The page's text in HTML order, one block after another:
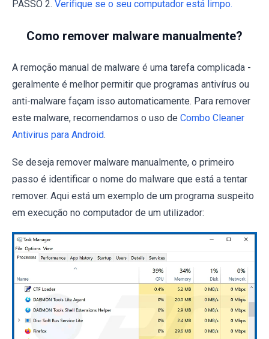
PASSO 2. Verifique se o seu computador está limpo.
Como remover malware manualmente?
A remoção manual de malware é uma tarefa complicada -
geralmente é melhor permitir que programas antivírus ou
anti-malware façam isso automaticamente. Para remover
este malware, recomendamos o uso de Combo Cleaner
Antivirus para Android.
Se deseja remover malware manualmente, o primeiro
passo é identificar o nome do malware que está a tentar
remover. Aqui está um exemplo de um programa suspeito
em execução no computador de um utilizador: